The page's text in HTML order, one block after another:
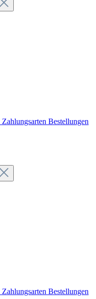
Zahlungsarten Bestellungen
Zahlungsarten Bestellungen